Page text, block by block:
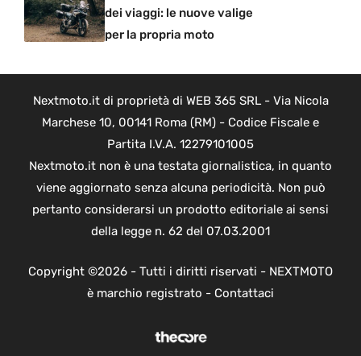
dei viaggi: le nuove valige
per la propria moto
Nextmoto.it di proprietà di WEB 365 SRL - Via Nicola
Marchese 10, 00141 Roma (RM) - Codice Fiscale e
Partita I.V.A. 12279101005
Nextmoto.it non è una testata giornalistica, in quanto
viene aggiornato senza alcuna periodicità. Non può
pertanto considerarsi un prodotto editoriale ai sensi
della legge n. 62 del 07.03.2001
Copyright ©2026 - Tutti i diritti riservati - NEXTMOTO
è marchio registrato - Contattaci